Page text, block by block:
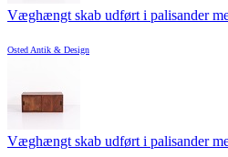
Væghængt skab udført i palisander
Osted Antik & Design
Væghængt skab udført i palisander